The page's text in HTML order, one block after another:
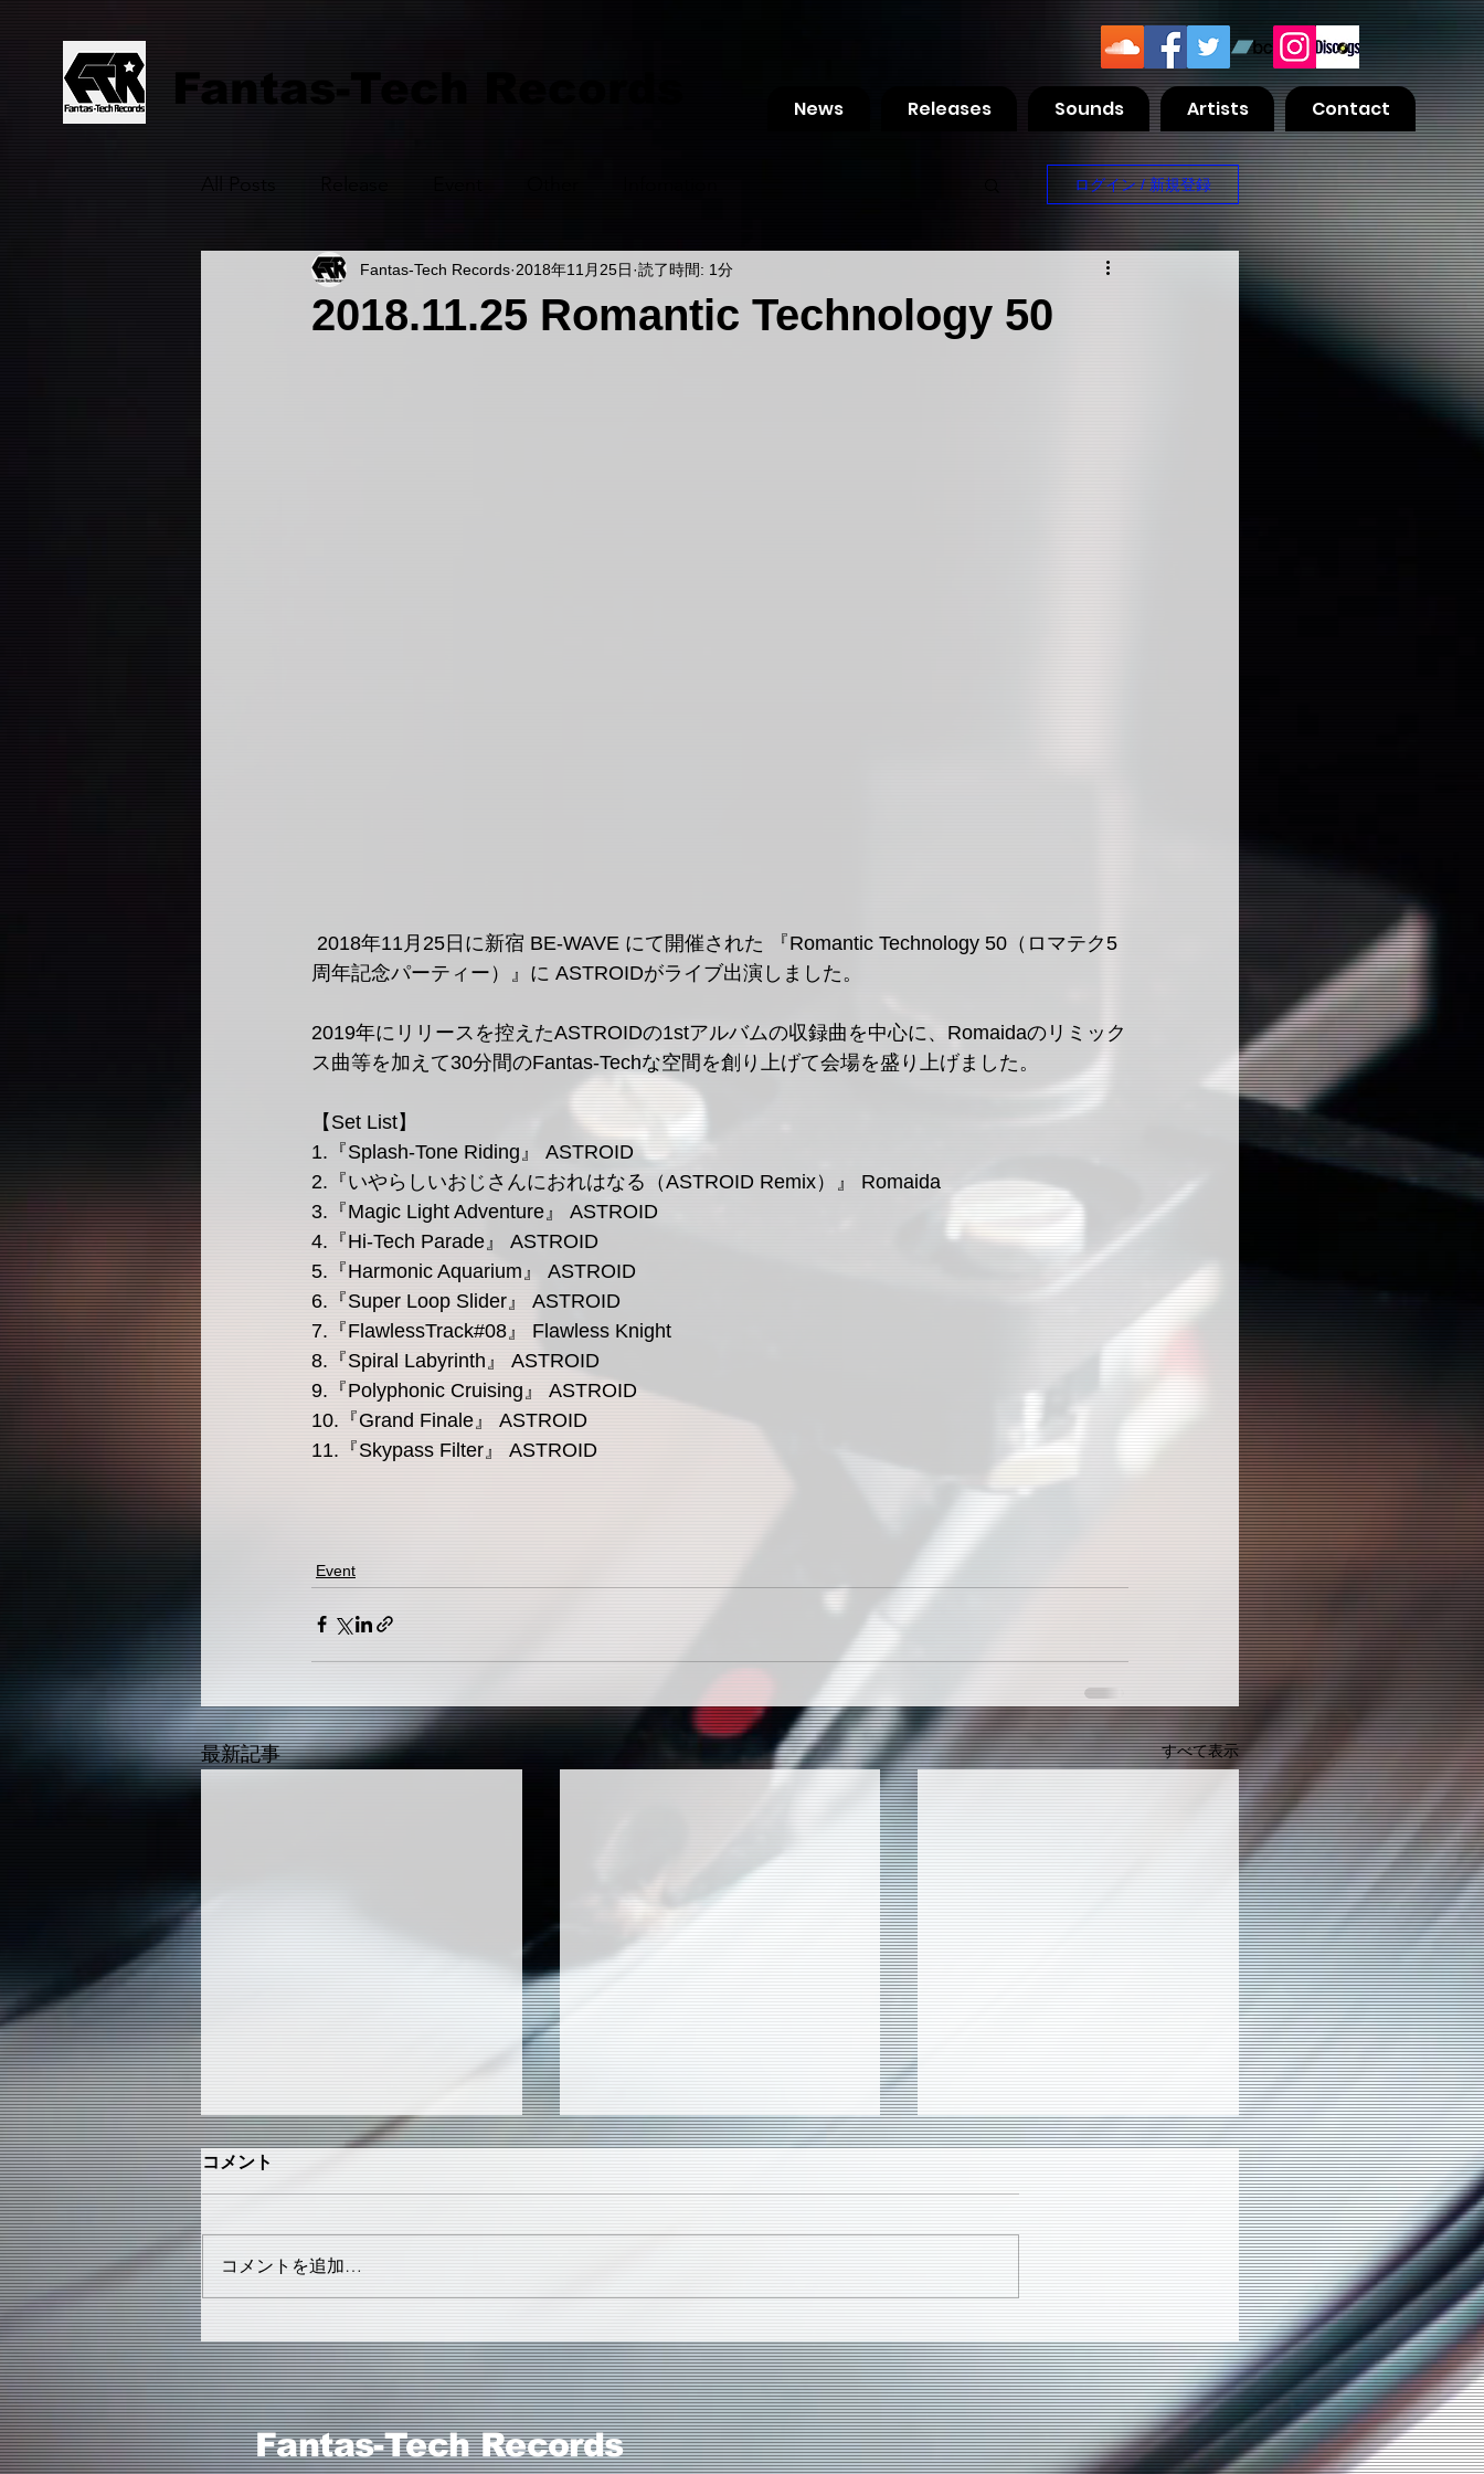
Fantas-Tech Records News Releases Sounds Artists Contact
All Posts ログイン / 新規登録
2018.11.25 Romantic Technology 50
Fantas-Tech Records 2018年11月25日 読了時間: 1分
周年記念パーティー）』に ASTROIDがライブ出演しました。
2019年にリリースを控えたASTROIDの1stアルバムの収録曲を中心に、Romaidaのリミック
ス曲等を加えて30分間のFantas-Techな空間を創り上げて会場を盛り上げました。
【Set List】
1.『Splash-Tone Riding』 ASTROID
2.『いやらしいおじさんにおれはなる（ASTROID Remix）』 Romaida
3.『Magic Light Adventure』 ASTROID
4.『Hi-Tech Parade』 ASTROID
5.『Harmonic Aquarium』 ASTROID
6.『Super Loop Slider』 ASTROID
7.『FlawlessTrack#08』 Flawless Knight
8.『Spiral Labyrinth』 ASTROID
9.『Polyphonic Cruising』 ASTROID
10.『Grand Finale』 ASTROID
11.『Skypass Filter』 ASTROID
Event
最新記事 すべて表示
TOMORROW
Technology 40
コメント
コメントを追加…
Fantas-Tech Records